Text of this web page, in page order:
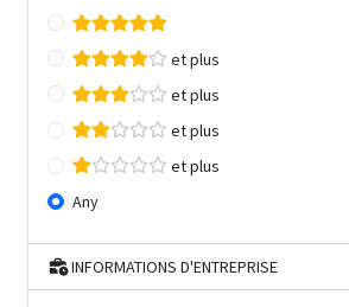
et plus
et plus
et plus
et plus
Any
INFORMATIONS D'ENTREPRISE